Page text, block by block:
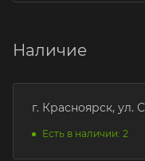
Наличие
г. Красноярск, ул.
Есть в наличии: 2